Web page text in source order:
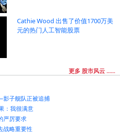
Cathie Wood 出售了价值1700万美
元的热门人工智能股票
更多 股市风云 ......
子舰队正被追捕
：我很满意
严厉要求
战略重要性